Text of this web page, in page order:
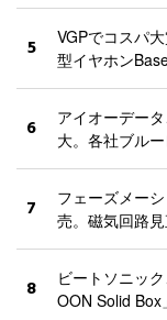
5
VGPでコスパ
型イヤホン
6
アイオーデー
大。各社ブル
7
フェーズメー
売。磁気回路
8
ビートソニッ
OON Solid Box